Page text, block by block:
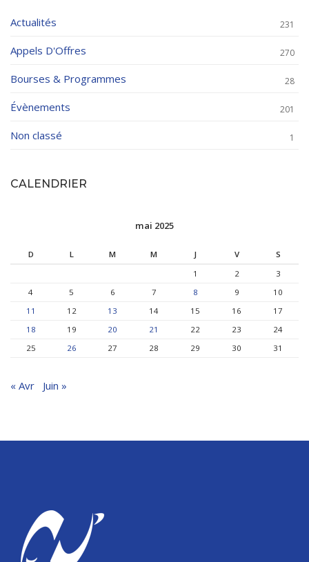
Actualités 231
Appels D'Offres 270
Bourses & Programmes 28
Évènements 201
Non classé 1
CALENDRIER
mai 2025
D L M M J V
S
1
2
3
4
5 6 7 8 9
10
11
12 13 14 15 16
17
18
19 20 21 22 23
24
25
26 27 28 29 30 31
« Avr Juin »